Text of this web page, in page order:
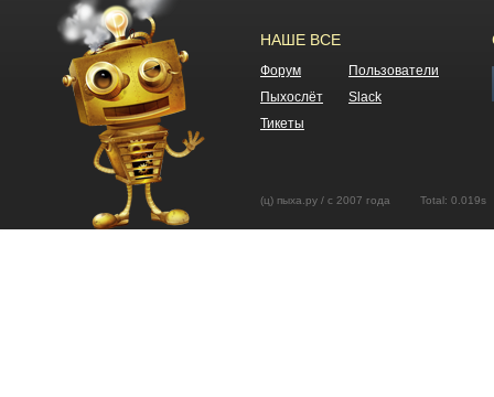
НАШЕ ВСЕ
Форум
Пользователи
Пыхослёт
Slack
Тикеты
(ц) пыха.ру / с 2007 года Total: